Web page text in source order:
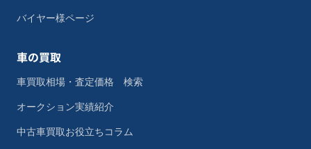
バイヤー様ページ
車の買取
車買取相場・査定価格 検索
オークション実績紹介
中古車買取お役立ちコラム